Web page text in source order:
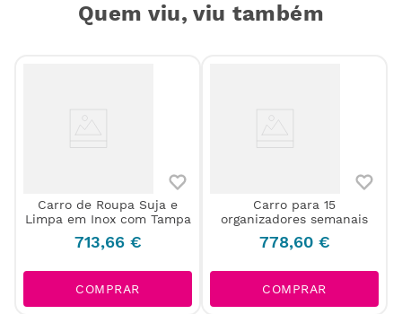
Quem viu, viu também
Carro de Roupa Suja e
Limpa em Inox com Tampa
713,66 €
COMPRAR
Carro para 15
organizadores semanais
778,60 €
COMPRAR